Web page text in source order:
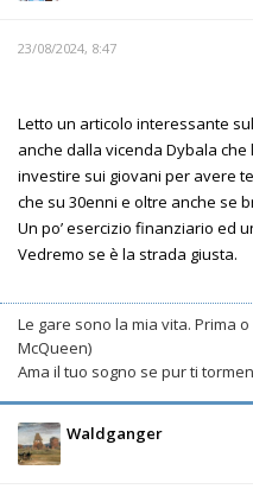
23/08/2024, 8:47
Letto un articolo interessante
anche dalla vicenda Dybala
investire sui giovani per avere
che su 30enni e oltre anche se
Un po’ esercizio finanziario ed
Vedremo se è la strada giusta.
Le gare sono la mia vita. Prima
McQueen)
Ama il tuo sogno se pur ti
Waldganger